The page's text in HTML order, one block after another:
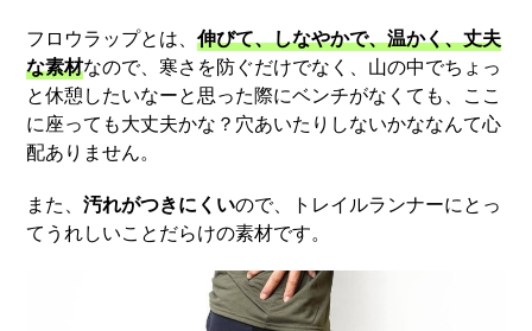
フロウラップとは、伸びて、しなやかで、温かく、丈夫
な素材なので、寒さを防ぐだけでなく、山の中でちょっ
と休憩したいなーと思った際にベンチがなくても、ここ
に座っても大丈夫かな？穴あいたりしないかななんて心
配ありません。
また、汚れがつきにくいので、トレイルランナーにとっ
てうれしいことだらけの素材です。